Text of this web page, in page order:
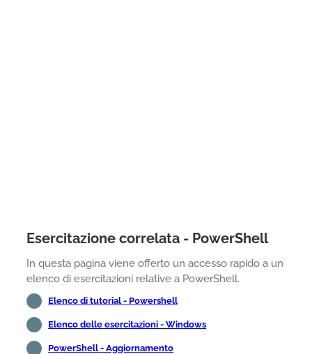
Esercitazione correlata - PowerShell
In questa pagina viene offerto un accesso rapido a un
elenco di esercitazioni relative a PowerShell.
Elenco di tutorial - Powershell
Elenco delle esercitazioni - Windows
PowerShell - Aggiornamento